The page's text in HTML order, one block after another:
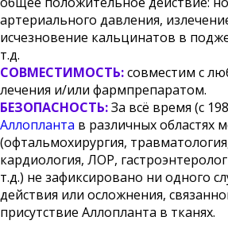
артериального давления,
исчезновение кальцинатов в
т.д.
СОВМЕСТИМОСТЬ:совместим с
лечения и/или фармпрепаратом.
БЕЗОПАСНОСТЬ:За всё время (с
Аллопланта в различных областях
(офтальмохирургия,
кардиология, ЛОР,
т.д.) не зафиксировано ни одного
действия или осложнения,
присутствие Аллопланта в тканях.